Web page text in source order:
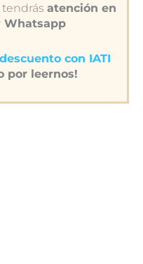
tendrás atención en
Whatsapp
con IATI
por leernos!